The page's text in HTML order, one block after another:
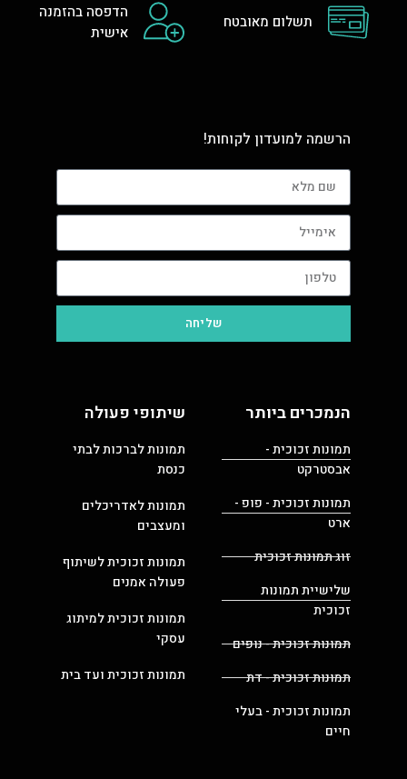
תשלום מאובטח
הדפסה בהזמנה
אישית
הרשמה למועדון לקוחות!
שליחה
הנמכרים ביותר
תמונות זכוכית -
אבסטרקט
תמונות זכוכית - פופ -
ארט
זוג תמונות זכוכית
שלישיית תמונות
זכוכית
תמונות זכוכית - נופים
תמונות זכוכית - דת
תמונות זכוכית - בעלי
חיים
שיתופי פעולה
תמונות לברכות לבתי
כנסת
תמונות לאדריכלים
ומעצבים
תמונות זכוכית לשיתוף
פעולה אמנים
תמונות זכוכית למיתוג
עסקי
תמונות זכוכית ועד בית